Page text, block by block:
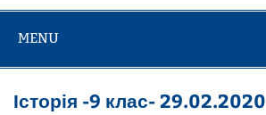
MENU
Історія -9 клас- 29.02.2020